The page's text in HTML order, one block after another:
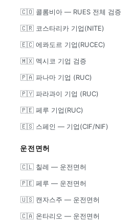
🇨🇴 콜롬비아 — RUES 전체 검증
🇨🇷 코스타리카 기업(NITE)
🇪🇨 에콰도르 기업(RUCEC)
🇲🇽 멕시코 기업 검증
🇵🇦 파나마 기업 (RUC)
🇵🇾 파라과이 기업 (RUC)
🇵🇪 페루 기업(RUC)
🇪🇸 스페인 — 기업(CIF/NIF)
운전면허
🇨🇱 칠레 — 운전면허
🇵🇪 페루 — 운전면허
🇺🇸 캔자스주 — 운전면허
🇨🇦 온타리오 — 운전면허